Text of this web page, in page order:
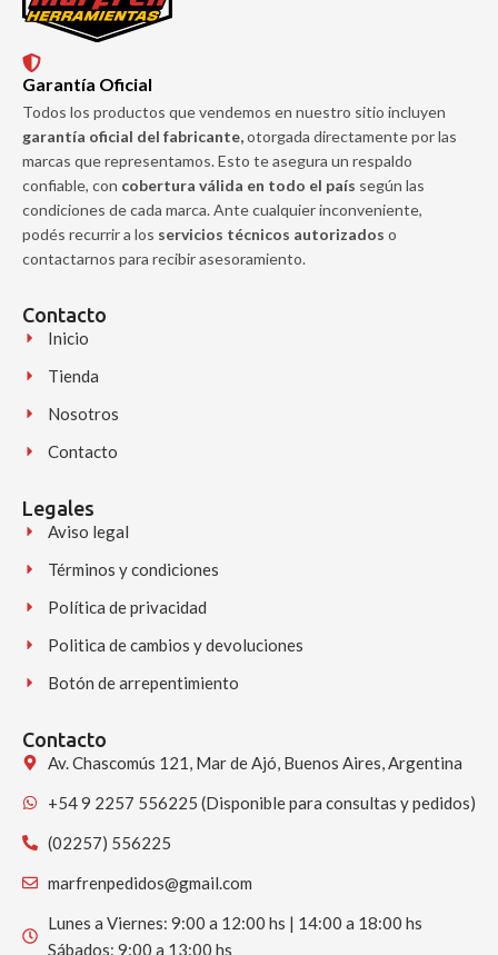
Garantía Oficial
Todos los productos que vendemos en nuestro sitio incluyen
garantía oficial del fabricante,otorgada directamente por las
marcas que representamos. Esto te asegura un respaldo
confiable, con cobertura válida en todo el país según las
condiciones de cada marca. Ante cualquier inconveniente,
podés recurrir a los servicios técnicos autorizados o
contactarnos para recibir asesoramiento.
Contacto
Inicio
Tienda
Nosotros
Contacto
Legales
Aviso legal
Términos y condiciones
Política de privacidad
Politica de cambios y devoluciones
Botón de arrepentimiento
Contacto
Av. Chascomús 121, Mar de Ajó, Buenos Aires, Argentina
+54 9 2257 556225 (Disponible para consultas y pedidos)
(02257) 556225
marfrenpedidos@gmail.com
Lunes a Viernes: 9:00 a 12:00 hs | 14:00 a 18:00 hs
Sábados: 9:00 a 13:00 hs